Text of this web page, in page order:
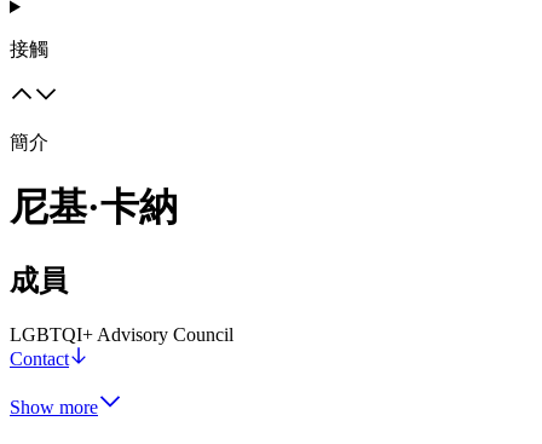
接觸
簡介
尼基·卡納
成員
LGBTQI+ Advisory Council
Contact
Show more